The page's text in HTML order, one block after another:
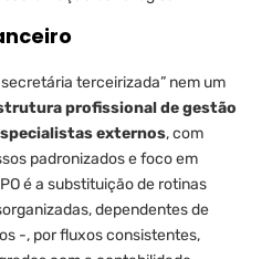
terceirizada” nem um
profissional de gestão
externos, com
padronizados e foco em
é a substituição de rotinas
dependentes de
-, por fluxos consistentes,